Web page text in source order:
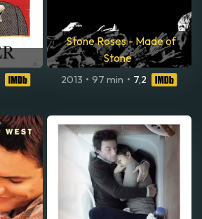
Stone Roses - Made of
Stone
2013 • 97 min • 7,2